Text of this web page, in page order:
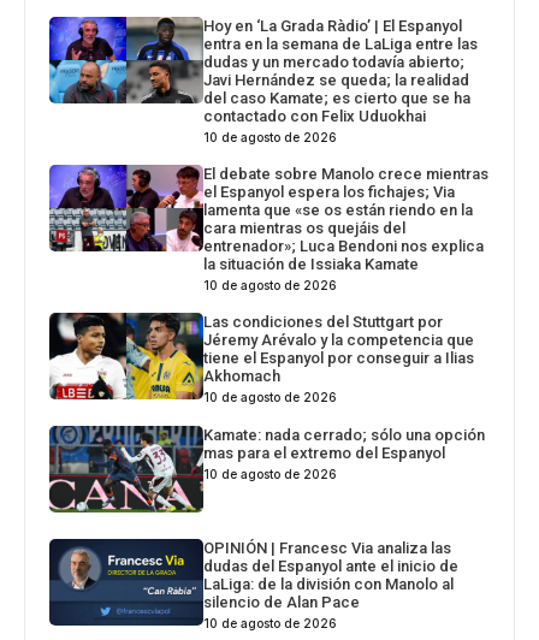
Hoy en ‘La Grada Ràdio’ | El Espanyol
entra en la semana de LaLiga entre las
dudas y un mercado todavía abierto;
Javi Hernández se queda; la realidad
del caso Kamate; es cierto que se ha
contactado con Felix Uduokhai
10 de agosto de 2026
El debate sobre Manolo crece mientras
el Espanyol espera los fichajes; Via
lamenta que «se os están riendo en la
cara mientras os quejáis del
entrenador»; Luca Bendoni nos explica
la situación de Issiaka Kamate
10 de agosto de 2026
Las condiciones del Stuttgart por
Jéremy Arévalo y la competencia que
tiene el Espanyol por conseguir a Ilias
Akhomach
10 de agosto de 2026
Kamate: nada cerrado; sólo una opción
mas para el extremo del Espanyol
10 de agosto de 2026
OPINIÓN | Francesc Via analiza las
dudas del Espanyol ante el inicio de
LaLiga: de la división con Manolo al
silencio de Alan Pace
10 de agosto de 2026